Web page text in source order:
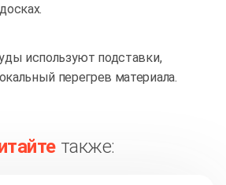
используют подставки,
перегрев материала.
также: